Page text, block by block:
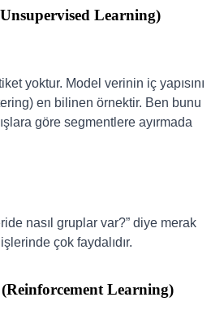
Learning)
yoktur. Model verinin iç yapısını
en bilinen örnektir. Ben bunu
göre segmentlere ayırmada
nasıl gruplar var?” diye merak
çok faydalıdır.
Learning)